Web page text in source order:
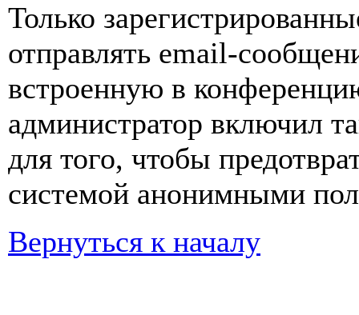
Только
отправлять email-
встроенную в
администратор включил
для того, чтобы
системой анонимными
Вернуться к началу